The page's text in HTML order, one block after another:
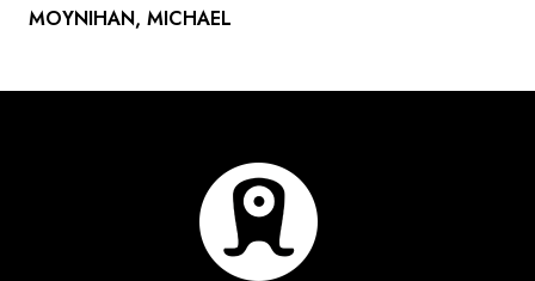
MOYNIHAN, MICHAEL